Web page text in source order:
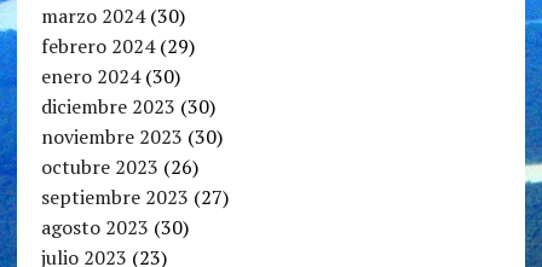
marzo 2024(30)
febrero 2024(29)
enero 2024(30)
diciembre 2023 (30)
noviembre 2023 (30)
octubre 2023 (26)
septiembre 2023 (27)
agosto 2023 (30)
julio 2023 (23)